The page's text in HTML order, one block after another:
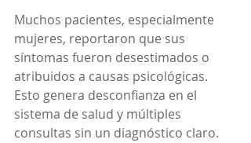
Muchos pacientes, especialmente
mujeres, reportaron que sus
síntomas fueron desestimados o
atribuidos a causas psicológicas.
Esto genera desconfianza en el
sistema de salud y múltiples
consultas sin un diagnóstico claro.